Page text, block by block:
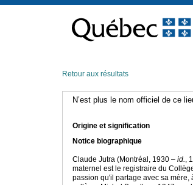
contenu
Retour aux résultats
N’est plus le nom officiel de ce
Origine et signification
Notice biographique
Claude Jutra (Montréal, 1930 – id.,
maternel est le registraire du
passion qu'il partage avec sa